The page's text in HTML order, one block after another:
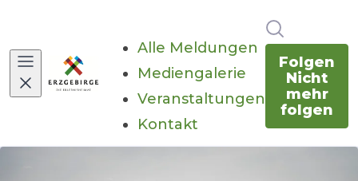
Alle Meldungen
Mediengalerie
Veranstaltungen
Kontakt
Folgen
Nicht
mehr
folgen